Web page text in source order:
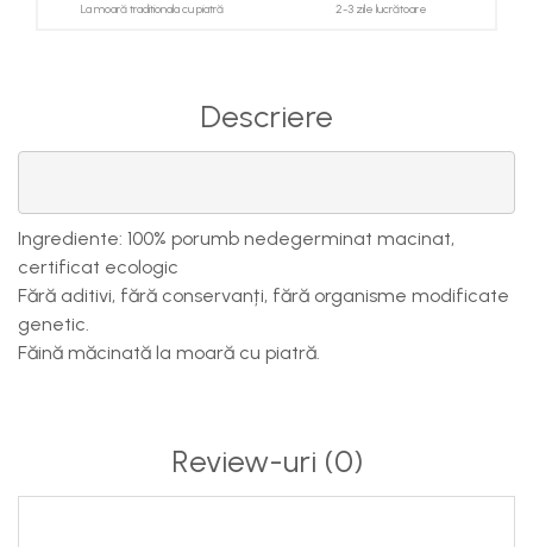
La moară traditionala cu piatră
2-3 zile lucrătoare
Descriere
Ingrediente: 100% porumb nedegerminat macinat,
certificat ecologic
Fără aditivi, fără conservanți, fără organisme modificate
genetic.
Făină măcinată la moară cu piatră.
Review-uri (0)